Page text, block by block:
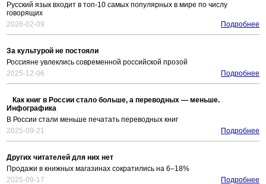
Русский язык входит в топ-10 самых популярных в мире по числу
говорящих
2026-02-09
Подробнее
За культурой не постояли
Россияне увлеклись современной российской прозой
2025-12-06
Подробнее
Как книг в России стало больше, а переводных — меньше.
Инфографика
В России стали меньше печатать переводных книг
2025-09-21
Подробнее
Других читателей для них нет
Продажи в книжных магазинах сократились на 6–18%
2025-09-17
Подробнее